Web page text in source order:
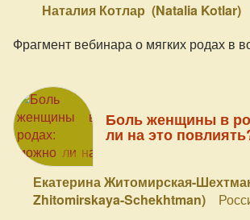
Наталия Котлар (Natalia Kotlar)
Фрагмент вебинара о мягких родах в
Боль женщины в
ли на это
Екатерина Житомирская-
Zhitomirskaya-Schekhtman)